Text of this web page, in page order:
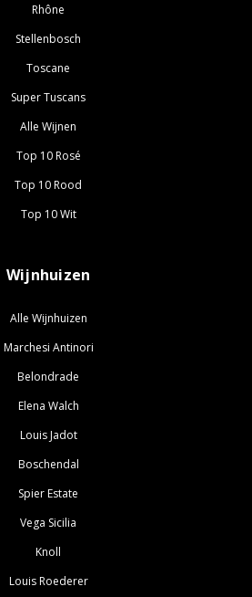
Rhône
Stellenbosch
Toscane
Super Tuscans
Alle Wijnen
Top 10 Rosé
Top 10 Rood
Top 10 Wit
Wijnhuizen
Alle Wijnhuizen
Marchesi Antinori
Belondrade
Elena Walch
Louis Jadot
Boschendal
Spier Estate
Vega Sicilia
Knoll
Louis Roederer